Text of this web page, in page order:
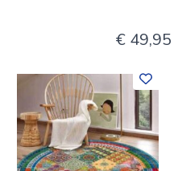
€ 49,95